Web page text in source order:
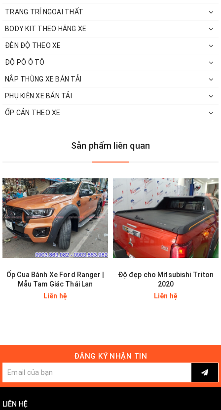
lòng liên hệ số
Hotline: 0903863082 - 0903863982
Email:anhthiautophunghoa@gmail.com
Cập nhật thông tin liên tục:
Like FaceBook:Anh Thi Auto
Đăng Ký YouTube:Anh Thi Auto
TRANG TRÍ NGOẠI THẤT
BODY KIT THEO HÃNG XE
ĐÈN ĐỘ THEO XE
ĐỘ PÔ Ô TÔ
NẮP THÙNG XE BÁN TẢI
PHỤ KIỆN XE BÁN TẢI
ỐP CẢN THEO XE
Sản phẩm liên quan
Ốp Cua Bánh Xe Ford Ranger |
Mẫu Tam Giác Thái Lan
Liên hệ
Độ đẹp cho Mitsubishi Triton
2020
Liên hệ
ĐĂNG KÝ NHẬN TIN
LIÊN HỆ